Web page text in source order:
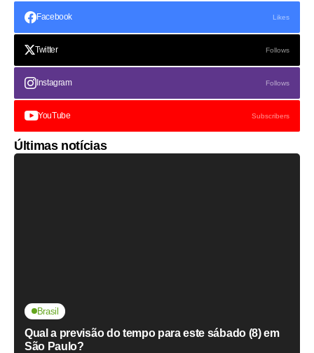
Facebook Likes
Twitter Follows
Instagram Follows
YouTube Subscribers
Últimas notícias
Brasil
Qual a previsão do tempo para este sábado (8) em
São Paulo?